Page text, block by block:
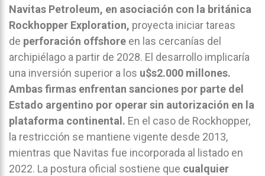
Navitas Petroleum, en asociación con la británica
Rockhopper Exploration, proyecta iniciar tareas
de perforación offshore en las cercanías del
archipiélago a partir de 2028. El desarrollo implicaría
una inversión superior a los u$s2.000 millones.
Ambas firmas enfrentan sanciones por parte del
Estado argentino por operar sin autorización en la
plataforma continental. En el caso de Rockhopper,
la restricción se mantiene vigente desde 2013,
mientras que Navitas fue incorporada al listado en
2022. La postura oficial sostiene que cualquier